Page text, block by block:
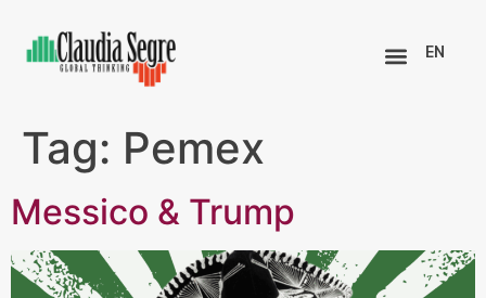
EN
Tag: Pemex
Messico & Trump